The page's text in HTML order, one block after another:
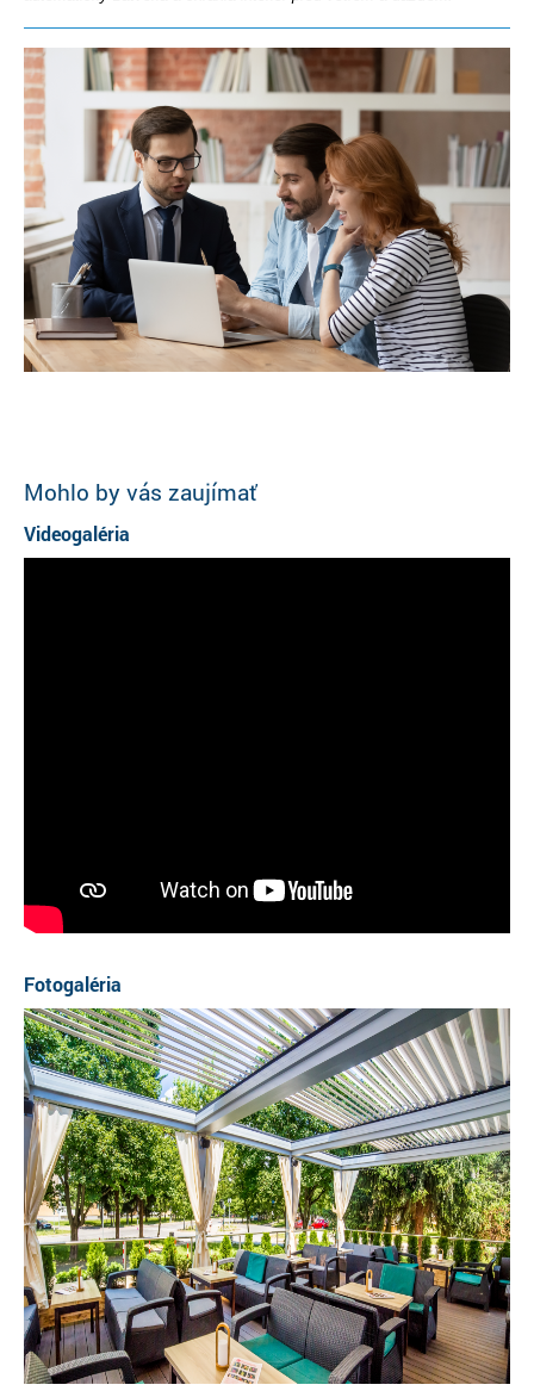
Mohlo by vás zaujímať
Videogaléria
Fotogaléria